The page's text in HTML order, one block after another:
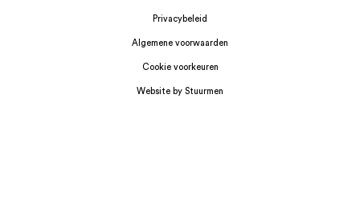
Privacybeleid
Algemene voorwaarden
Cookie voorkeuren
Website by Stuurmen